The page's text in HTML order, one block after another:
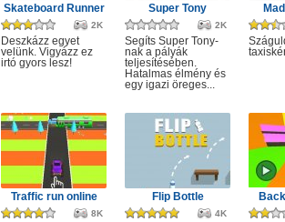
Skateboard Runner
2K
Deszkázz egyet
velünk. Vigyázz ez
irtó gyors lesz!
Super Tony
2K
Segíts Super Tony-
nak a pályák
teljesítésében.
Hatalmas élmény és
egy igazi öreges...
Traffic run online
8K
Flip Bottle
4K